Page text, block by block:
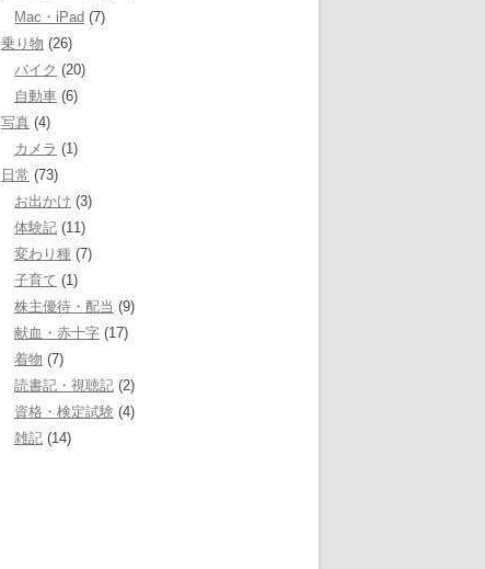
Mac・iPad (7)
乗り物 (26)
バイク (20)
自動車 (6)
写真 (4)
カメラ (1)
日常 (73)
お出かけ (3)
体験記 (11)
変わり種 (7)
子育て (1)
株主優待・配当 (9)
献血・赤十字 (17)
着物 (7)
読書記・視聴記 (2)
資格・検定試験 (4)
雑記 (14)